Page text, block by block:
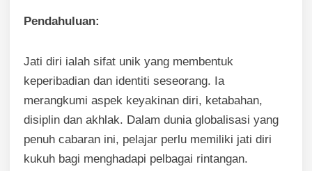
Pendahuluan:
Jati diri ialah sifat unik yang membentuk
keperibadian dan identiti seseorang. Ia
merangkumi aspek keyakinan diri, ketabahan,
disiplin dan akhlak. Dalam dunia globalisasi yang
penuh cabaran ini, pelajar perlu memiliki jati diri
kukuh bagi menghadapi pelbagai rintangan.